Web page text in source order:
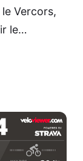
Vercors,
le…